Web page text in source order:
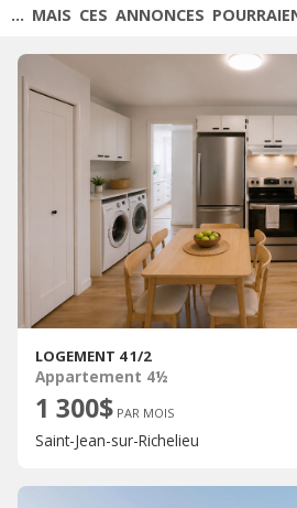
... MAIS CES ANNONCES
LOGEMENT 4 1/2
Appartement 4½
1 300$ PAR MOIS
Saint-Jean-sur-Richelieu